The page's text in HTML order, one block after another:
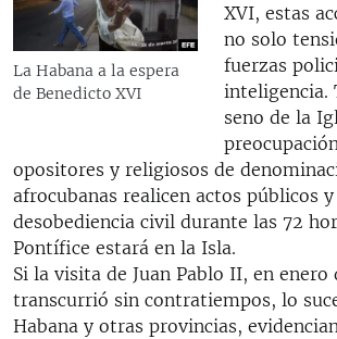
La Habana a la espera
de Benedicto XVI
XVI, estas
no solo
fuerzas
inteligencia.
seno de la
opositores y religiosos de
afrocubanas realicen actos públicos y
desobediencia civil durante las 72
Pontífice estará en la Isla.
Si la visita de Juan Pablo II, en enero
transcurrió sin contratiempos, lo
Habana y otras provincias,